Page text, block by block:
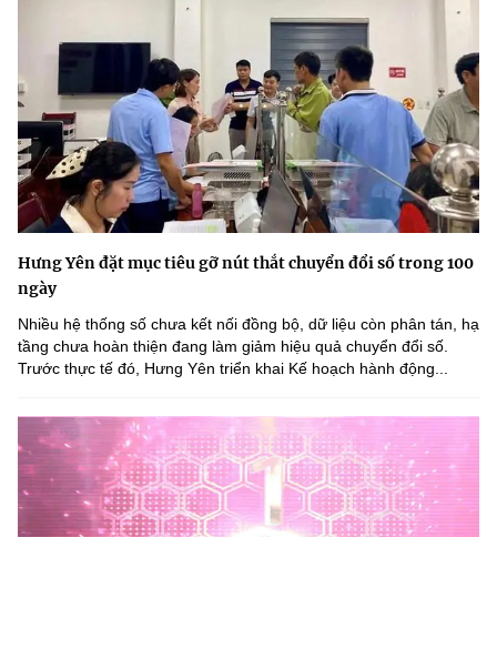
Hưng Yên đặt mục tiêu gỡ nút thắt chuyển đổi số trong 100
ngày
Nhiều hệ thống số chưa kết nối đồng bộ, dữ liệu còn phân tán, hạ
tầng chưa hoàn thiện đang làm giảm hiệu quả chuyển đổi số.
Trước thực tế đó, Hưng Yên triển khai Kế hoạch hành động...